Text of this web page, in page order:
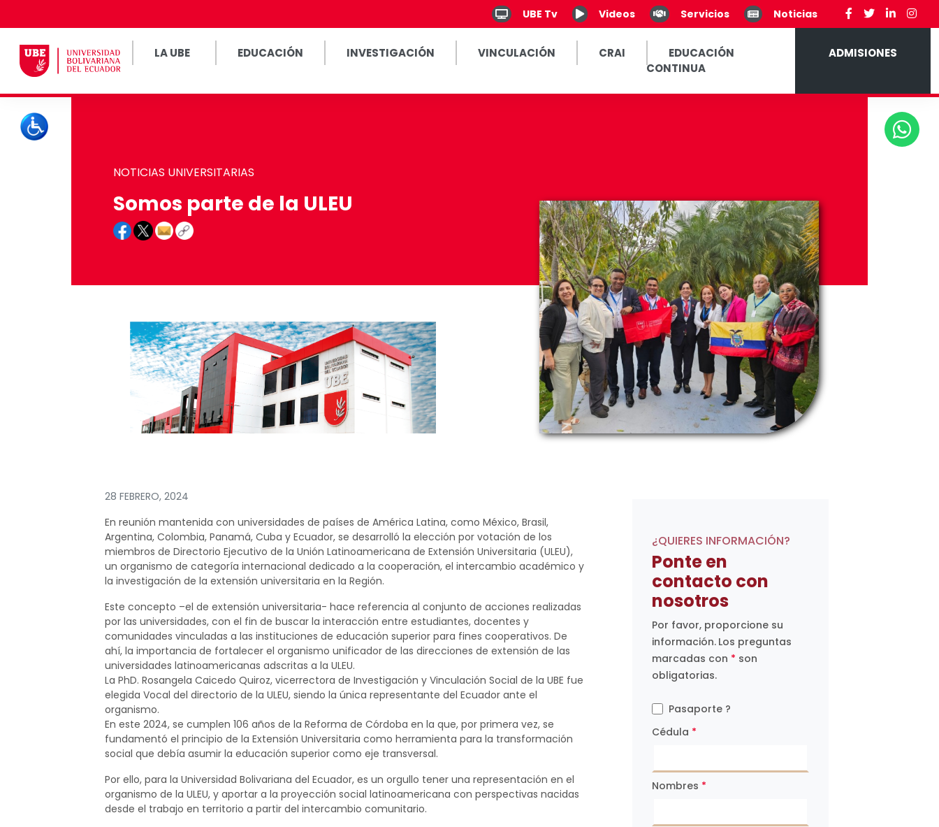
UBE Tv Videos Servicios Noticias
LA UBE EDUCACIÓN INVESTIGACIÓN VINCULACIÓN CRAI
EDUCACIÓN
CONTINUA
ADMISIONES
NOTICIAS UNIVERSITARIAS
Somos parte de la ULEU
28 FEBRERO, 2024
En reunión mantenida con universidades de países de América Latina, como México, Brasil,
Argentina, Colombia, Panamá, Cuba y Ecuador, se desarrolló la elección por votación de los
miembros de Directorio Ejecutivo de la Unión Latinoamericana de Extensión Universitaria (ULEU),
un organismo de categoría internacional dedicado a la cooperación, el intercambio académico y
la investigación de la extensión universitaria en la Región.
Este concepto –el de extensión universitaria- hace referencia al conjunto de acciones realizadas
por las universidades, con el fin de buscar la interacción entre estudiantes, docentes y
comunidades vinculadas a las instituciones de educación superior para fines cooperativos. De
ahí, la importancia de fortalecer el organismo unificador de las direcciones de extensión de las
universidades latinoamericanas adscritas a la ULEU.
La PhD. Rosangela Caicedo Quiroz, vicerrectora de Investigación y Vinculación Social de la UBE fue
elegida Vocal del directorio de la ULEU, siendo la única representante del Ecuador ante el
organismo.
En este 2024, se cumplen 106 años de la Reforma de Córdoba en la que, por primera vez, se
fundamentó el principio de la Extensión Universitaria como herramienta para la transformación
social que debía asumir la educación superior como eje transversal.
Por ello, para la Universidad Bolivariana del Ecuador, es un orgullo tener una representación en el
organismo de la ULEU, y aportar a la proyección social latinoamericana con perspectivas nacidas
desde el trabajo en territorio a partir del intercambio comunitario.
¿QUIERES INFORMACIÓN?
Ponte en
contacto con
nosotros
Por favor, proporcione su
información. Los preguntas
marcadas con * son
obligatorias.
Pasaporte ?
Cédula *
Nombres *